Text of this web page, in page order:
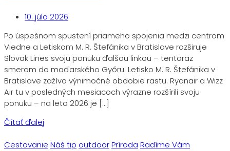
10. júla 2026
Po úspešnom spustení priameho spojenia medzi centrom
Viedne a Letiskom M. R. Štefánika v Bratislave rozširuje
Slovak Lines svoju ponuku ďalšou linkou – tentoraz
smerom do maďarského Győru. Letisko M. R. Štefánika v
Bratislave zažíva výnimočné obdobie rastu. Ryanair a Wizz
Air tu v posledných mesiacoch výrazne rozšírili svoju
ponuku – na leto 2026 je […]
Čítať ďalej
Cestovanie Náš tip outdoorPríroda Radíme Vám